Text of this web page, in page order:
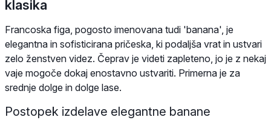
klasika
Francoska figa, pogosto imenovana tudi 'banana', je
elegantna in sofisticirana pričeska, ki podaljša vrat in ustvari
zelo ženstven videz. Čeprav je videti zapleteno, jo je z nekaj
vaje mogoče dokaj enostavno ustvariti. Primerna je za
srednje dolge in dolge lase.
Postopek izdelave elegantne banane